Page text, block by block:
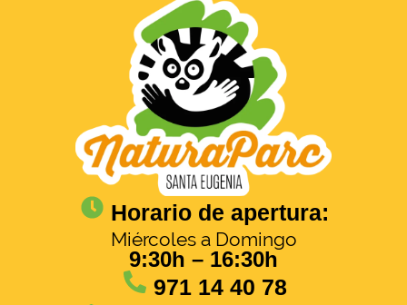
Horario de apertura:
Miércoles a Domingo
9:30h – 16:30h
971 14 40 78